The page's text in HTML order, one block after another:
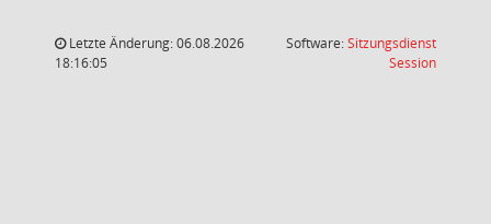
Letzte Änderung: 06.08.2026
18:16:05
Software:Sitzungsdienst
Session(Wird in